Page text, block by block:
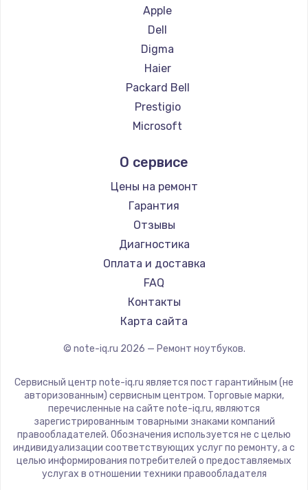
Ремонт ноутбуков Thunderobot
Ремонт ноутбуков Hasee
Ремонт ноутбуков ZTE
Ремонт ноутбуков Hiper
Ремонт ноутбуков Evga
Ремонт ноутбуков Google
Ремонт ноутбуков Echips
Ремонт ноутбуков Predator
Ремонт ноутбуков iru
Ремонт ноутбуков Machenike
Ремонт ноутбуков DEXP
Ремонт ноутбуков Teclast
Ремонт ноутбуков CHUWI
Ремонт ноутбуков Colorful
Apple
Dell
Digma
Haier
Packard Bell
Prestigio
Microsoft
Aquarius
Gigabyte
Aorus
Maibenben
Getac
Epson
Philips
LG
Panasonic
ZTE
Hiper
Evga
Google
Echips
О сервисе
Цены на ремонт
Гарантия
Отзывы
Диагностика
Оплата и доставка
FAQ
Контакты
Карта сайта
© note-iq.ru 2026 — Ремонт ноутбуков.
Сервисный центр note-iq.ru является пост гарантийным (не
авторизованным) сервисным центром. Торговые марки,
перечисленные на сайте note-iq.ru, являются
зарегистрированным товарными знаками компаний
правообладателей. Обозначения используется не с целью
индивидуализации соответствующих услуг по ремонту, а с
целью информирования потребителей о предоставляемых
услугах в отношении техники правообладателя